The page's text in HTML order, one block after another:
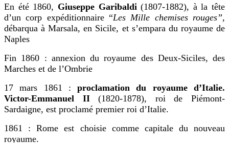
En été 1860, Giuseppe Garibaldi (1807-1882), à la tête
d’un corp expéditionnaire “Les Mille chemises rouges”,
débarqua à Marsala, en Sicile, et s’empara du royaume de
Naples
Fin 1860 : annexion du royaume des Deux-Siciles, des
Marches et de l’Ombrie
17 mars 1861 :proclamation du royaume d’Italie.
Victor-Emmanuel II(1820-1878), roi de Piémont-
Sardaigne, est proclamé premier roi d’Italie.
1861 : Rome est choisie comme capitale du nouveau
royaume.